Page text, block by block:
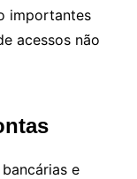
importantes
acessos não
e